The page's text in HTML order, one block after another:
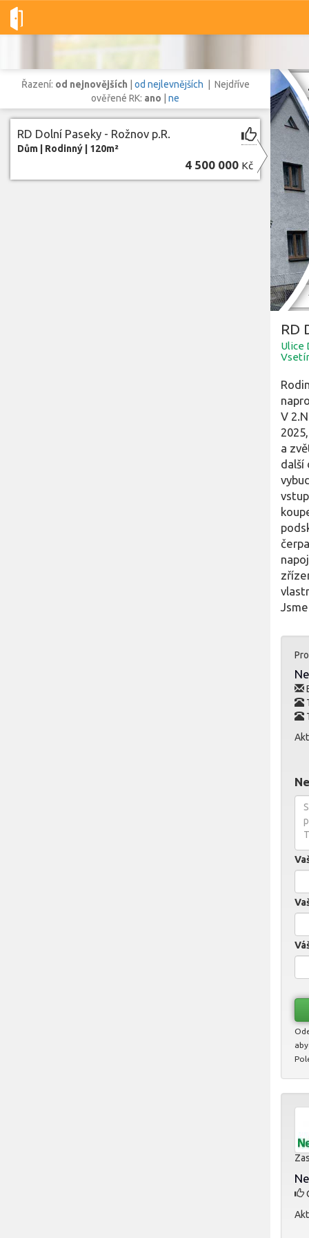
Dobré-nemovitosti.cz obec Rožnov pod Radhoštěm, okres
Vše Pozemky
, okres Vsetín, Zlínský kraj
Řazení: od nejnovějších od nejlevnějších | Nejdříve
ověřené RK: ano ne
RD Dolní Paseky - Rožnov p.R.
Dům Rodinný 120m²
4 500 000 Kč
RD
Ulice
V
a
další